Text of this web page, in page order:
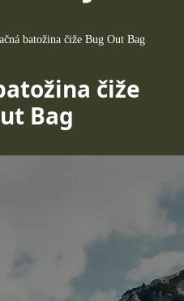
batožina čiže Bug Out Bag
čiže
Bag